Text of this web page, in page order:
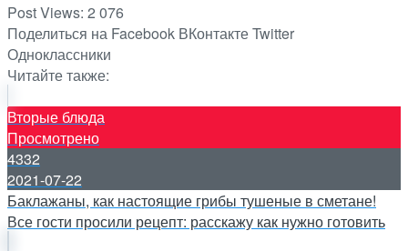
Post Views: 2 076
Поделиться на Facebook ВКонтактеTwitter
Одноклассники
Читайте также:
Вторые блюда
Просмотрено
4332
2021-07-22
Баклажаны, как настоящие грибы тушеные в сметане!
Все гости просили рецепт: расскажу как нужно готовить